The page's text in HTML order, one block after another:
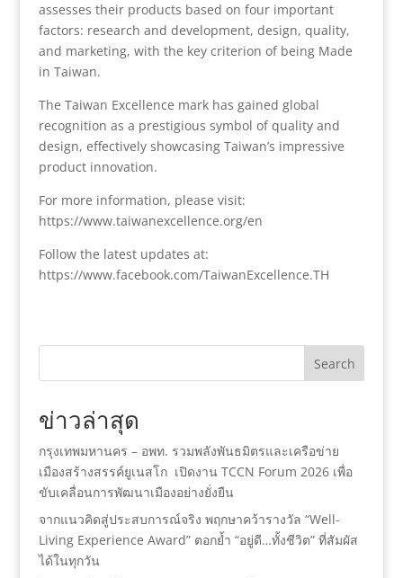
assesses their products based on four important
factors: research and development, design, quality,
and marketing, with the key criterion of being Made
in Taiwan.
The Taiwan Excellence mark has gained global
recognition as a prestigious symbol of quality and
design, effectively showcasing Taiwan’s impressive
product innovation.
For more information, please visit:
https://www.taiwanexcellence.org/en
Follow the latest updates at:
https://www.facebook.com/TaiwanExcellence.TH
Search
ข่าวล่าสุด
กรุงเทพมหานคร – อพท. รวมพลังพันธมิตรและเครือข่าย
เมืองสร้างสรรค์ยูเนสโก เปิดงาน TCCN Forum 2026 เพื่อ
ขับเคลื่อนการพัฒนาเมืองอย่างยั่งยืน
จากแนวคิดสู่ประสบการณ์จริง พฤกษาคว้ารางวัล “Well-
Living Experience Award” ตอกย้ำ “อยู่ดี…ทั้งชีวิต” ที่สัมผัส
ได้ในทุกวัน